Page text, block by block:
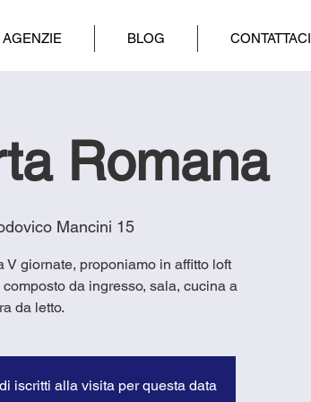
AGENZIE BLOG CONTATTACI
Romana
Mancini 15
giornate, proponiamo in affitto loft
da ingresso, sala, cucina a
da letto.
iscritti alla visita per questa data